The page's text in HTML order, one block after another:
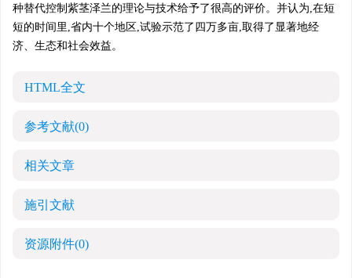
种替代控制紫茎泽兰的理论与技术给予了很高的评价。并认为,在短
短的时间里,省内十个地区,试验示范了四万多亩,取得了显著地经
济、生态和社会效益。
HTML全文
参考文献(0)
相关文章
施引文献
资源附件(0)